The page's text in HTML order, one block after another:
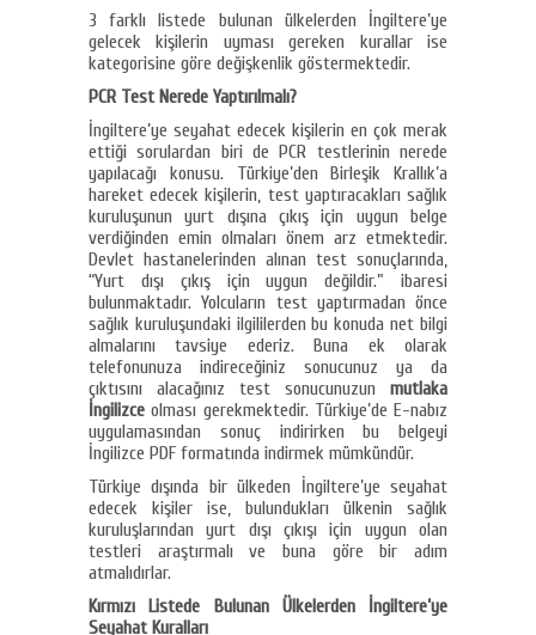
3 farklı listede bulunan ülkelerden İngiltere’ye
gelecek kişilerin uyması gereken kurallar ise
kategorisine göre değişkenlik göstermektedir.
PCR Test Nerede Yaptırılmalı?
İngiltere’ye seyahat edecek kişilerin en çok merak
ettiği sorulardan biri de PCR testlerinin nerede
yapılacağı konusu. Türkiye’den Birleşik Krallık’a
hareket edecek kişilerin, test yaptıracakları sağlık
kuruluşunun yurt dışına çıkış için uygun belge
verdiğinden emin olmaları önem arz etmektedir.
Devlet hastanelerinden alınan test sonuçlarında,
“Yurt dışı çıkış için uygun değildir.” ibaresi
bulunmaktadır. Yolcuların test yaptırmadan önce
sağlık kuruluşundaki ilgililerden bu konuda net bilgi
almalarını tavsiye ederiz. Buna ek olarak
telefonunuza indireceğiniz sonucunuz ya da
çıktısını alacağınız test sonucunuzun mutlaka
İngilizce olması gerekmektedir. Türkiye’de E-nabız
uygulamasından sonuç indirirken bu belgeyi
İngilizce PDF formatında indirmek mümkündür.
Türkiye dışında bir ülkeden İngiltere’ye seyahat
edecek kişiler ise, bulundukları ülkenin sağlık
kuruluşlarından yurt dışı çıkışı için uygun olan
testleri araştırmalı ve buna göre bir adım
atmalıdırlar.
Kırmızı Listede Bulunan Ülkelerden İngiltere’ye
Seyahat Kuralları